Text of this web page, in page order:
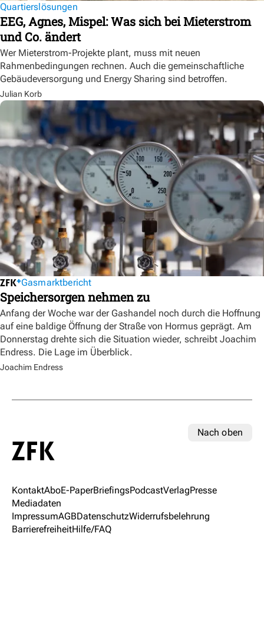
Quartierslösungen
EEG, Agnes, Mispel: Was sich bei Mieterstrom
und Co. ändert
Wer Mieterstrom-Projekte plant, muss mit neuen
Rahmenbedingungen rechnen. Auch die gemeinschaftliche
Gebäudeversorgung und Energy Sharing sind betroffen.
Julian Korb
Gasmarktbericht
Speichersorgen nehmen zu
Anfang der Woche war der Gashandel noch durch die Hoffnung
auf eine baldige Öffnung der Straße von Hormus geprägt. Am
Donnerstag drehte sich die Situation wieder, schreibt Joachim
Endress. Die Lage im Überblick.
Joachim Endress
Nach oben
KontaktAboE-PaperBriefingsPodcastVerlagPresse
Mediadaten
ImpressumAGBDatenschutzWiderrufsbelehrung
BarrierefreiheitHilfe/FAQ